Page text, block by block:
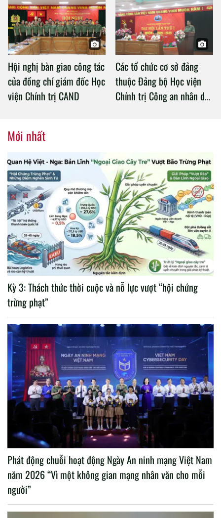
Chính trị Công an nhân dân
Hội nghị bàn giao công tác
của đồng chí giám đốc Học
viện Chính trị CAND
Các tổ chức cơ sở đảng
thuộc Đảng bộ Học viện
Chính trị Công an nhân dân
Mới nhất
Kỳ 3: Thách thức thời cuộc và nỗ lực vượt “hội chứng
trừng phạt”
Phát động chuỗi hoạt động Ngày An ninh mạng Việt Nam
năm 2026 “Vì một không gian mạng nhân văn cho mỗi
người”